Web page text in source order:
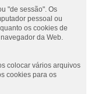
"de sessão". Os
pessoal ou
os cookies de
da Web.
colocar vários arquivos
cookies para os